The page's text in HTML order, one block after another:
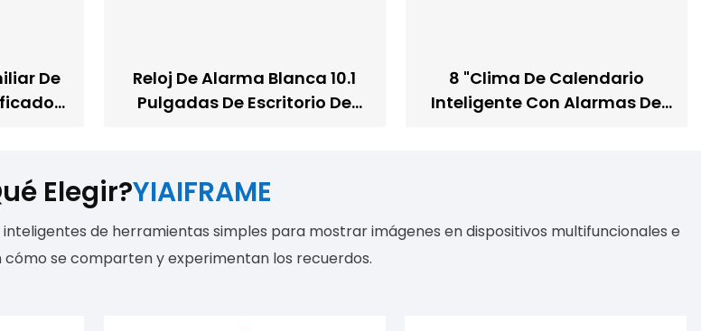
De
Reloj De Alarma Blanca 10.1
Pulgadas De Escritorio De
8 "Clima De Calendario
Inteligente Con Alarmas De
Elegir?YIAIFRAME
de herramientas simples para mostrar imágenes en dispositivos multifuncionales e
se comparten y experimentan los recuerdos.